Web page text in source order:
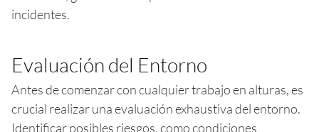
incidentes.
Evaluación del Entorno
Antes de comenzar con cualquier trabajo en alturas, es
crucial realizar una evaluación exhaustiva del entorno.
Identificar posibles riesgos, como condiciones